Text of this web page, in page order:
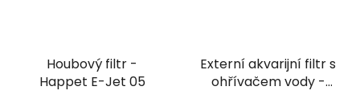
Houbový filtr -
Happet E-Jet 05
Externí akvarijní filtr s
ohřívačem vody -